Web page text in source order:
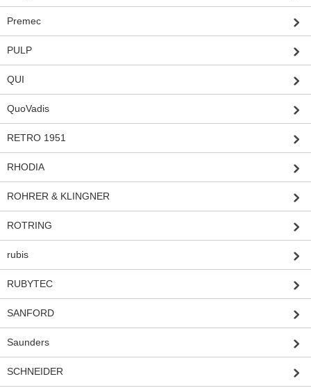
Premec
PULP
QUI
QuoVadis
RETRO 1951
RHODIA
ROHRER & KLINGNER
ROTRING
rubis
RUBYTEC
SANFORD
Saunders
SCHNEIDER